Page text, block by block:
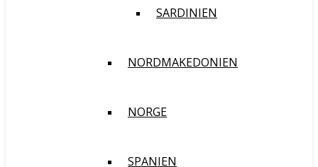
SARDINIEN
NORDMAKEDONIEN
NORGE
SPANIEN